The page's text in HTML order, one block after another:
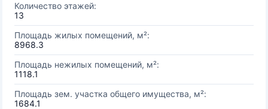
Количество этажей:
13
Площадь жилых помещений, м²:
8968.3
Площадь нежилых помещений, м²:
1118.1
Площадь зем. участка общего имущества, м²:
1684.1